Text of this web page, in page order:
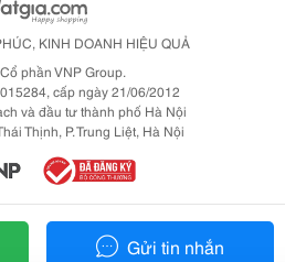
Gửi tin nhắn
KINH DOANH HIỆU QUẢ
phần VNP Group.
cấp ngày 21/06/2012
và đầu tư thành phố Hà Nội
Thịnh, P. Trung Liệt, Hà Nội